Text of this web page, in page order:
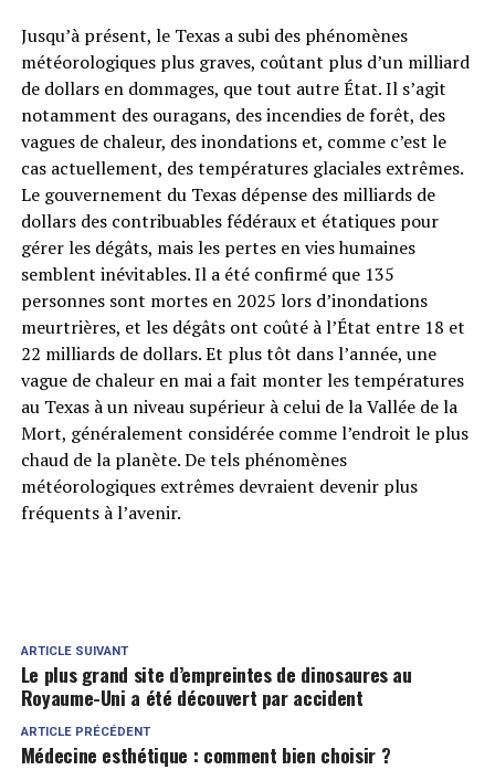
Jusqu’à présent, le Texas a subi des phénomènes
météorologiques plus graves, coûtant plus d’un milliard
de dollars en dommages, que tout autre État. Il s’agit
notamment des ouragans, des incendies de forêt, des
vagues de chaleur, des inondations et, comme c’est le
cas actuellement, des températures glaciales extrêmes.
Le gouvernement du Texas dépense des milliards de
dollars des contribuables fédéraux et étatiques pour
gérer les dégâts, mais les pertes en vies humaines
semblent inévitables. Il a été confirmé que 135
personnes sont mortes en 2025 lors d’inondations
meurtrières, et les dégâts ont coûté à l’État entre 18 et
22 milliards de dollars. Et plus tôt dans l’année, une
vague de chaleur en mai a fait monter les températures
au Texas à un niveau supérieur à celui de la Vallée de la
Mort, généralement considérée comme l’endroit le plus
chaud de la planète. De tels phénomènes
météorologiques extrêmes devraient devenir plus
fréquents à l’avenir.
ARTICLE SUIVANT
Le plus grand site d’empreintes de dinosaures au
Royaume-Uni a été découvert par accident
ARTICLE PRÉCÉDENT
Médecine esthétique : comment bien choisir ?